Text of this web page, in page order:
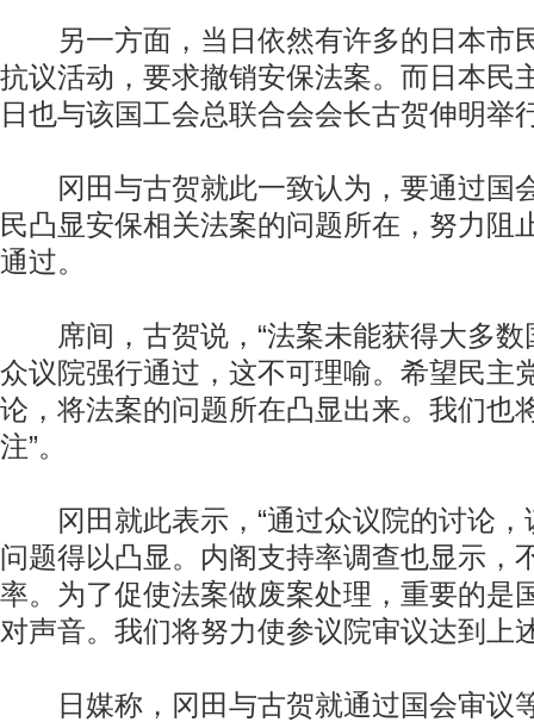
另一方面，当日依然有许多的日本市
抗议活动，要求撤销安保法案。而日本民
日也与该国工会总联合会会长古贺伸明举
冈田与古贺就此一致认为，要通过国
民凸显安保相关法案的问题所在，努力阻
通过。
席间，古贺说，“法案未能获得大多数
众议院强行通过，这不可理喻。希望民主
论，将法案的问题所在凸显出来。我们也
注”。
冈田就此表示，“通过众议院的讨论，
问题得以凸显。内阁支持率调查也显示，
率。为了促使法案做废案处理，重要的是
对声音。我们将努力使参议院审议达到上
日媒称，冈田与古贺就通过国会审议